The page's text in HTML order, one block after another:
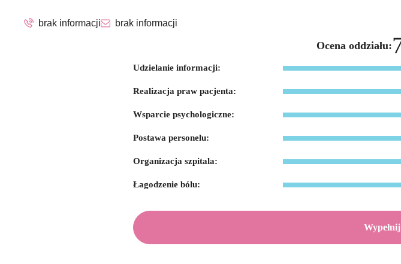
brak informacji brak informacji
Ocena oddziału:
Udzielanie informacji:
Realizacja praw pacjenta:
Wsparcie psychologiczne:
Postawa personelu:
Organizacja szpitala:
Łagodzenie bólu: